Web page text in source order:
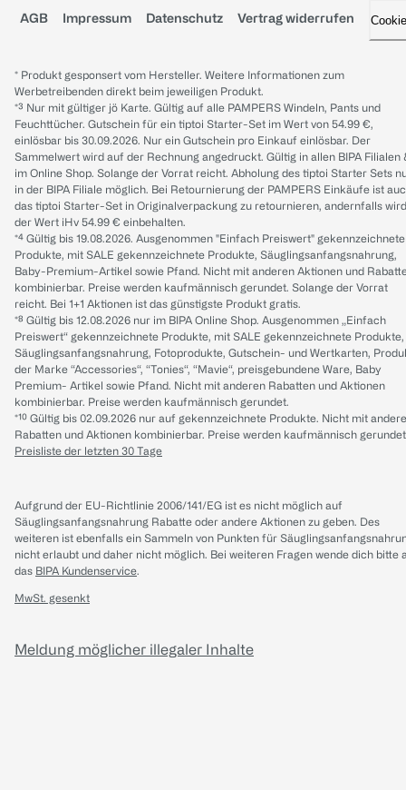
AGB Impressum Datenschutz Vertrag widerrufen
* Produkt gesponsert vom Hersteller. Weitere Informationen zum
Werbetreibenden direkt beim jeweiligen Produkt.
*³ Nur mit gültiger jö Karte. Gültig auf alle PAMPERS Windeln, Pants und
Feuchttücher. Gutschein für ein tiptoi Starter-Set im Wert von 54.99 €,
einlösbar bis 30.09.2026. Nur ein Gutschein pro Einkauf einlösbar. Der
Sammelwert wird auf der Rechnung angedruckt. Gültig in allen BIPA Filialen
im Online Shop. Solange der Vorrat reicht. Abholung des tiptoi Starter Sets
in der BIPA Filiale möglich. Bei Retournierung der PAMPERS Einkäufe ist
das tiptoi Starter-Set in Originalverpackung zu retournieren, andernfalls wird
der Wert iHv 54.99 € einbehalten.
*⁴ Gültig bis 19.08.2026. Ausgenommen "Einfach Preiswert" gekennzeichnete
Produkte, mit SALE gekennzeichnete Produkte, Säuglingsanfangsnahrung,
Baby-Premium-Artikel sowie Pfand. Nicht mit anderen Aktionen und
kombinierbar. Preise werden kaufmännisch gerundet. Solange der Vorrat
reicht. Bei 1+1 Aktionen ist das günstigste Produkt gratis.
*⁸ Gültig bis 12.08.2026 nur im BIPA Online Shop. Ausgenommen „Einfach
Preiswert“ gekennzeichnete Produkte, mit SALE gekennzeichnete Produkte,
Säuglingsanfangsnahrung, Fotoprodukte, Gutschein- und Wertkarten,
der Marke “Accessories“, “Tonies“, “Mavie“, preisgebundene Ware, Baby
Premium- Artikel sowie Pfand. Nicht mit anderen Rabatten und Aktionen
kombinierbar. Preise werden kaufmännisch gerundet.
*¹⁰ Gültig bis 02.09.2026 nur auf gekennzeichnete Produkte. Nicht mit
Rabatten und Aktionen kombinierbar. Preise werden kaufmännisch
Preisliste der letzten 30 Tage
Aufgrund der EU-Richtlinie 2006/141/EG ist es nicht möglich auf
Säuglingsanfangsnahrung Rabatte oder andere Aktionen zu geben. Des
weiteren ist ebenfalls ein Sammeln von Punkten für
nicht erlaubt und daher nicht möglich. Bei weiteren Fragen wende dich bitte
das BIPA Kundenservice.
MwSt. gesenkt
Meldung möglicher illegaler Inhalte